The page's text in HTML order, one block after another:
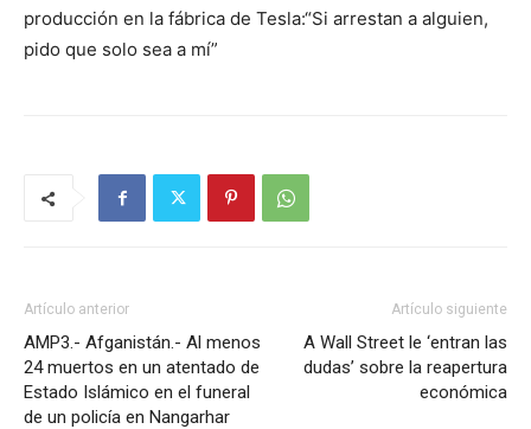
producción en la fábrica de Tesla:“Si arrestan a alguien,
pido que solo sea a mí”
Artículo anterior
AMP3.- Afganistán.- Al menos
24 muertos en un atentado de
Estado Islámico en el funeral
de un policía en Nangarhar
Artículo siguiente
A Wall Street le ‘entran las
dudas’ sobre la reapertura
económica